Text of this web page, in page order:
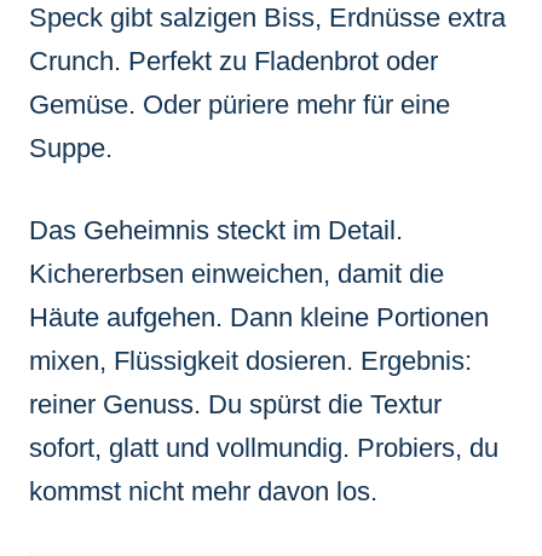
Speck gibt salzigen Biss, Erdnüsse extra
Crunch. Perfekt zu Fladenbrot oder
Gemüse. Oder püriere mehr für eine
Suppe.
Das Geheimnis steckt im Detail.
Kichererbsen einweichen, damit die
Häute aufgehen. Dann kleine Portionen
mixen, Flüssigkeit dosieren. Ergebnis:
reiner Genuss. Du spürst die Textur
sofort, glatt und vollmundig. Probiers, du
kommst nicht mehr davon los.